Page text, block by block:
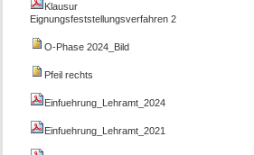
Klausur
Eignungsfeststellungsverfahren 2
O-Phase 2024_Bild
Pfeil rechts
Einfuehrung_Lehramt_2024
Einfuehrung_Lehramt_2021